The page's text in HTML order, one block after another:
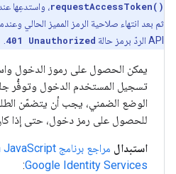
requestAccessToken()، واستدعِها
API الردّ برمز حالة
401 Unauthorized
يمكن الحصول على رموز الدخول
الوضع الضمني، يجب أن يتضمّن
للحصول على رمز دخول، حتى إذا
استبدال مراجع برنامج Google Sign-In JavaScript
Google Identity Services
: